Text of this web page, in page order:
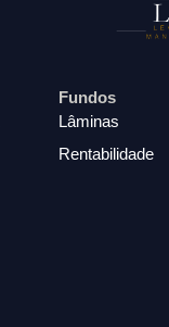
Fundos
Lâminas
Rentabilidade